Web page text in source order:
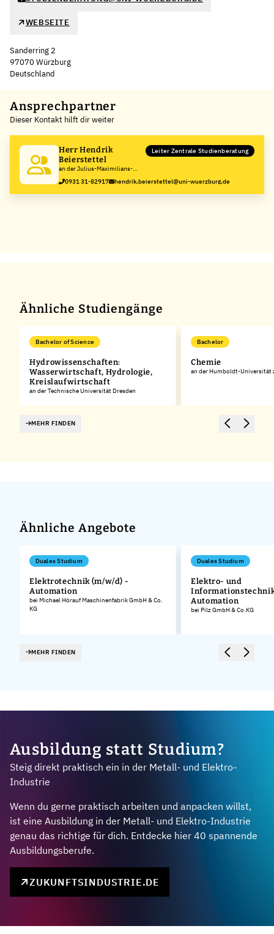
WEBSEITE
Sanderring 2
97070 Würzburg
Deutschland
+
−
Ansprechpartner
Dieser Kontakt hilft dir weiter
Herr Hendrik
Beierstettel
an der Julius-Maximilians-
Universität Würzburg
Leiter Zentrale Studienberatung
0931 31-82917 hendrik.beierstettel@uni-wuerzburg.de
Ähnliche Studiengänge
Bachelor of Science
Hydrowissenschaften:
Wasserwirtschaft, Hydrologie,
Kreislaufwirtschaft
an der Technische Universität Dresden
Bachelor
Chemie
an der Humboldt-Universität
MEHR FINDEN
Ähnliche Angebote
Duales Studium
Elektrotechnik (m/w/d) -
Automation
bei Michael Hörauf Maschinenfabrik GmbH & Co.
KG
Duales Studium
Elektro- und
Automation
bei Pilz GmbH & Co.KG
MEHR FINDEN
Ausbildung statt Studium?
Steig direkt praktisch ein in der Metall- und Elektro-
Industrie
Wenn du gerne praktisch arbeiten und anpacken willst,
ist eine Ausbildung in der Metall- und Elektro-Industrie
genau das richtige für dich. Entdecke hier 40 spannende
Ausbildungsberufe.
ZUKUNFTSINDUSTRIE.DE